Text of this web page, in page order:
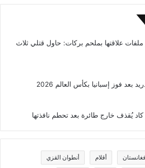
علاقتها بملحم بركات: حاول قتلي ثلاث
بعد فوز إسبانيا بكأس العالم 2026
يُقذف خارج طائرة بعد تحطم نافذتها
أقلام أنطوان القزي